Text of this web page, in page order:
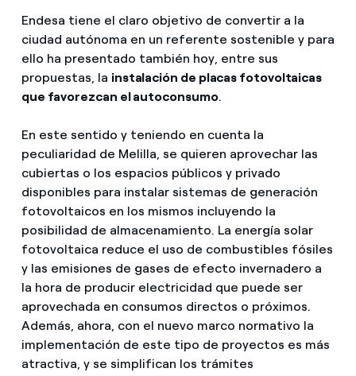
Endesa tiene el claro objetivo de convertir a la
ciudad autónoma en un referente sostenible y para
ello ha presentado también hoy, entre sus
propuestas, la instalación de placas fotovoltaicas
que favorezcan el autoconsumo.
En este sentido y teniendo en cuenta la
peculiaridad de Melilla, se quieren aprovechar las
cubiertas o los espacios públicos y privado
disponibles para instalar sistemas de generación
fotovoltaicos en los mismos incluyendo la
posibilidad de almacenamiento. La energía solar
fotovoltaica reduce el uso de combustibles fósiles
y las emisiones de gases de efecto invernadero a
la hora de producir electricidad que puede ser
aprovechada en consumos directos o próximos.
Además, ahora, con el nuevo marco normativo la
implementación de este tipo de proyectos es más
atractiva, y se simplifican los trámites